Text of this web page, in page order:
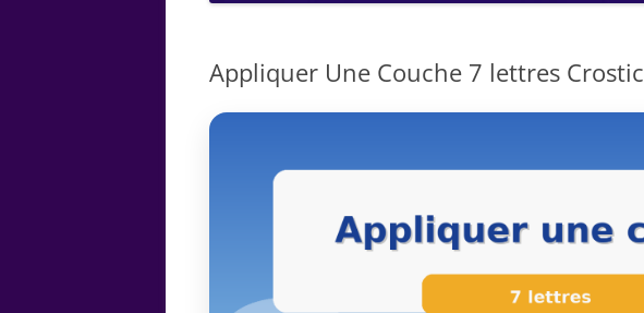
Appliquer Une Couche 7 lettres Crostic